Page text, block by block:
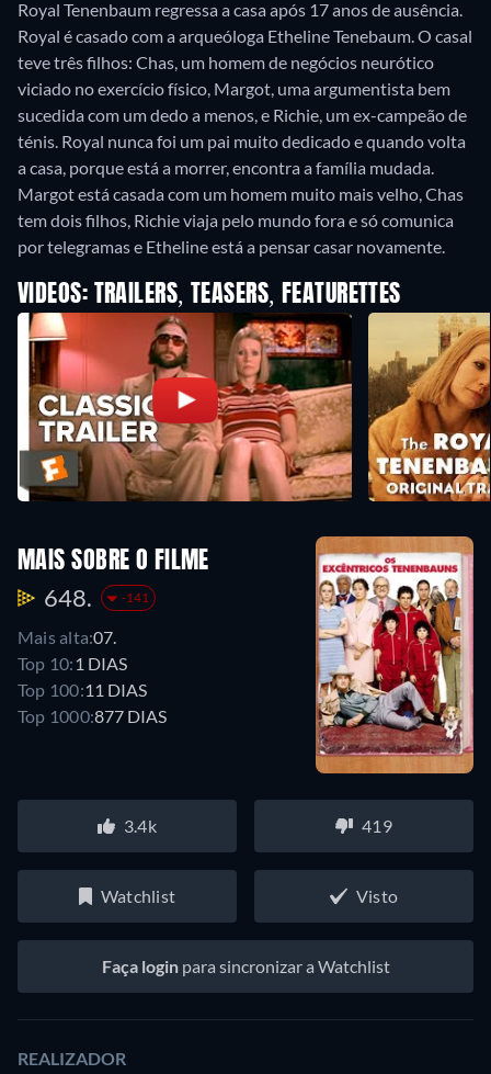
Royal Tenenbaum regressa a casa após 17 anos de ausência.
Royal é casado com a arqueóloga Etheline Tenebaum. O casal
teve três filhos: Chas, um homem de negócios neurótico
viciado no exercício físico, Margot, uma argumentista bem
sucedida com um dedo a menos, e Richie, um ex-campeão de
ténis. Royal nunca foi um pai muito dedicado e quando volta
a casa, porque está a morrer, encontra a família mudada.
Margot está casada com um homem muito mais velho, Chas
tem dois filhos, Richie viaja pelo mundo fora e só comunica
por telegramas e Etheline está a pensar casar novamente.
VIDEOS: TRAILERS, TEASERS, FEATURETTES
MAIS SOBRE O FILME
648. -141
Mais alta:07.
Top 10: 1 DIAS
Top 100:11 DIAS
Top 1000:877 DIAS
3.4k 419
Watchlist Visto
Faça loginpara sincronizar a Watchlist
REALIZADOR